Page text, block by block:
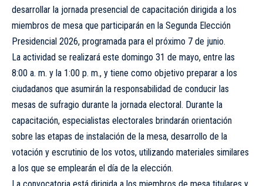
desarrollar la jornada presencial de capacitación dirigida a los
miembros de mesa que participarán en la Segunda Elección
Presidencial 2026, programada para el próximo 7 de junio.
La actividad se realizará este domingo 31 de mayo, entre las
8:00 a. m. y la 1:00 p. m., y tiene como objetivo preparar a los
ciudadanos que asumirán la responsabilidad de conducir las
mesas de sufragio durante la jornada electoral. Durante la
capacitación, especialistas electorales brindarán orientación
sobre las etapas de instalación de la mesa, desarrollo de la
votación y escrutinio de los votos, utilizando materiales similares
a los que se emplearán el día de la elección.
La convocatoria está dirigida a los miembros de mesa titulares y